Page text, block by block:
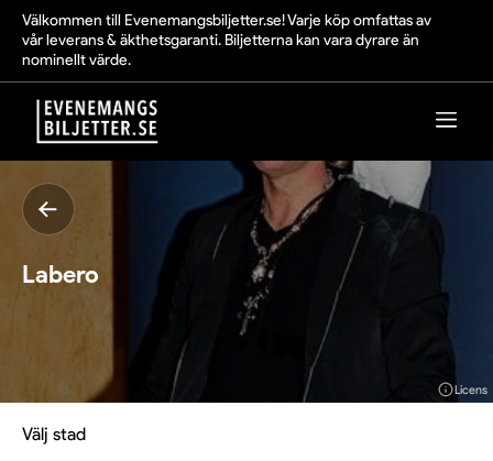
Välkommen till Evenemangsbiljetter.se! Varje köp omfattas av
vår leverans & äkthetsgaranti. Biljetterna kan vara dyrare än
nominellt värde.
Labero
Licens
Välj stad